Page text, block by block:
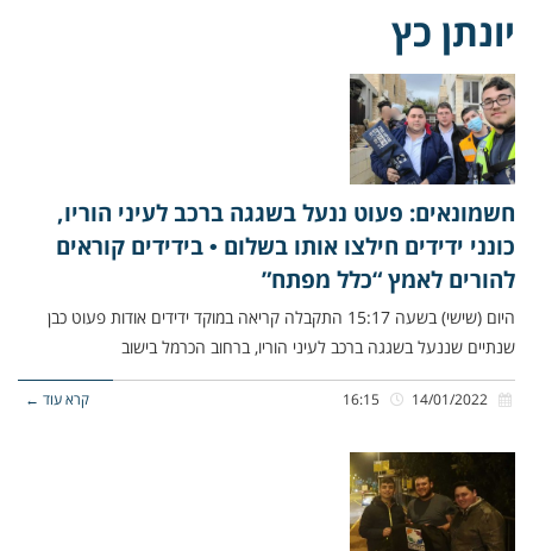
יונתן כץ
חשמונאים: פעוט ננעל בשגגה ברכב לעיני הוריו,
כונני ידידים חילצו אותו בשלום • בידידים קוראים
להורים לאמץ “כלל מפתח”
היום (שישי) בשעה 15:17 התקבלה קריאה במוקד ידידים אודות פעוט כבן
שנתיים שננעל בשגגה ברכב לעיני הוריו, ברחוב הכרמל בישוב
קרא עוד ←